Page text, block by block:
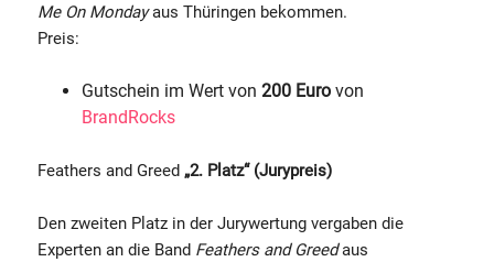
Me On Mondayaus Thüringen bekommen.
Preis:
Gutschein im Wert von 200 Euro von
BrandRocks
Feathers and Greed „2. Platz“ (Jurypreis)
Den zweiten Platz in der Jurywertung vergaben die
Experten an die Band Feathers and Greedaus